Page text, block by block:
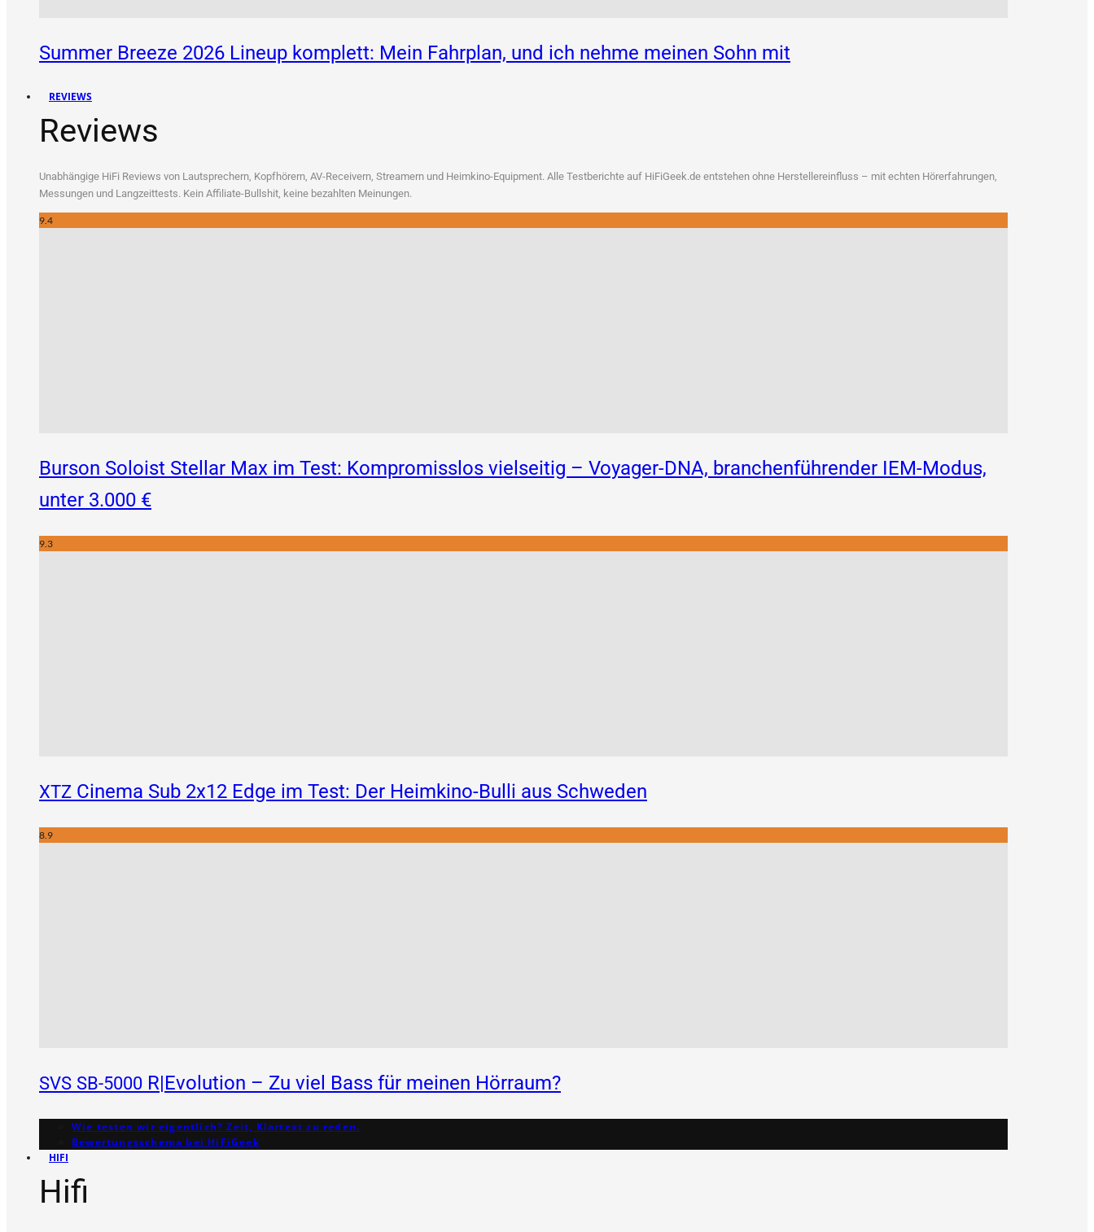
Summer Breeze 2026 Lineup komplett: Mein Fahrplan, und ich nehme meinen Sohn mit
REVIEWS
Reviews
Unab­hän­gi­ge HiFi Reviews von Laut­spre­chern, Kopf­hö­rern, AV-Recei­vern, Strea­mern und Heim­ki­no-Equip­ment. Alle Test­be­rich­te auf HiFiGeek.de ent­ste­hen ohne Her­stel­ler­ein­fluss – mit ech­ten Hör­erfah­run­gen,
Mes­sun­gen und Lang­zeit­tests. Kein Affi­lia­te-Bull­shit, kei­ne bezahl­ten Meinungen.
9.4
Burson Soloist Stellar Max im Test: Kompromisslos vielseitig – Voyager-DNA, branchenführender IEM-Modus,
unter 3.000 €
9.3
XTZ Cinema Sub 2x12 Edge im Test: Der Heimkino-Bulli aus Schweden
8.9
SVS SB-5000 R|Evolution – Zu viel Bass für meinen Hörraum?
Wie testen wir eigentlich? Zeit, Klartext zu reden.
Bewertungs­schema bei HiFiGeek
HIFI
Hifi